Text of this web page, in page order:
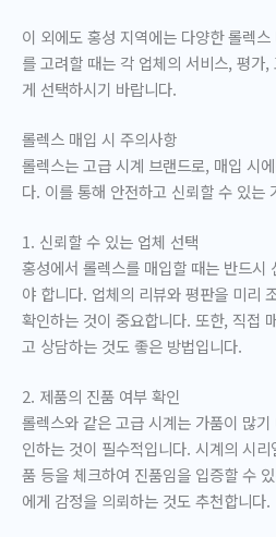
이 외에도 홍성 지역에는 다양한 롤렉
를 고려할 때는 각 업체의 서비스, 평가
게 선택하시기 바랍니다.
롤렉스 매입 시 주의사항
롤렉스는 고급 시계 브랜드로, 매입 시
다. 이를 통해 안전하고 신뢰할 수 있는
1. 신뢰할 수 있는 업체 선택
홍성에서 롤렉스를 매입할 때는 반드시
야 합니다. 업체의 리뷰와 평판을 미리
확인하는 것이 중요합니다. 또한, 직접
고 상담하는 것도 좋은 방법입니다.
2. 제품의 진품 여부 확인
롤렉스와 같은 고급 시계는 가품이 많
인하는 것이 필수적입니다. 시계의 시
품 등을 체크하여 진품임을 입증할 수
에게 감정을 의뢰하는 것도 추천합니다.